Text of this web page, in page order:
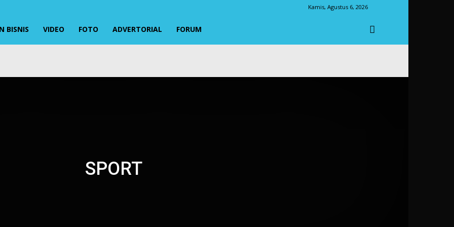
Kamis, Agustus 6, 2026
BISNIS VIDEO FOTO ADVERTORIAL FORUM
SPORT